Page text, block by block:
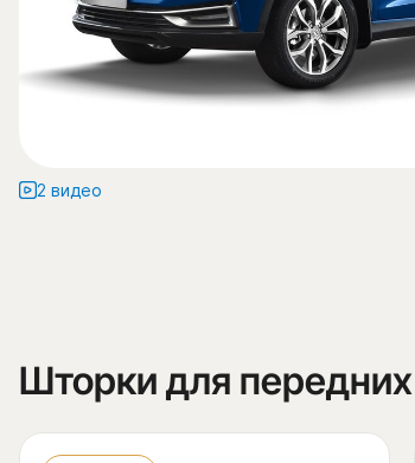
2 видео
Шторки для